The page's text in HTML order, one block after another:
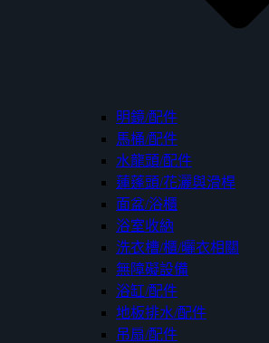
明鏡/配件
馬桶/配件
水龍頭/配件
蓮蓬頭/花灑與滑桿
面盆/浴櫃
浴室收納
洗衣槽/櫃/曬衣相關
無障礙設備
浴缸/配件
地板排水/配件
吊扇/配件